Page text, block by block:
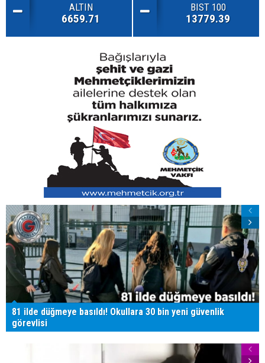
ALTIN
6659.71
BIST 100
13779.39
81 ilde düğmeye basıldı! Okullara 30 bin yeni güvenlik
görevlisi